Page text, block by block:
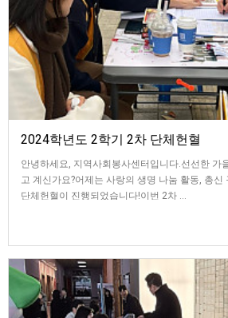
2024학년도 2학기 2차 단체헌혈
안녕하세요, 지역사회봉사센터입니다.선선한 가
고 계신가요?어제는 사랑의 생명 나눔 활동, 총
단체헌혈이 진행되었습니다!이번 2차 …